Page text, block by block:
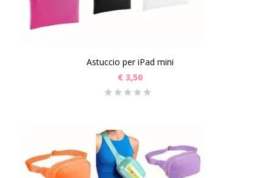
Astuccio per iPad mini
€ 3,50